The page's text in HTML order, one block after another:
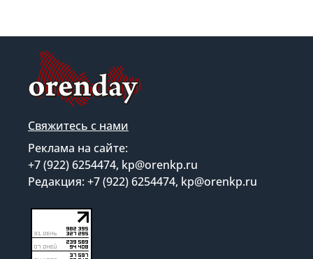
Свяжитесь с нами
Реклама на сайте:
+7 (922) 6254474, kp@orenkp.ru
Редакция: +7 (922) 6254474, kp@orenkp.ru